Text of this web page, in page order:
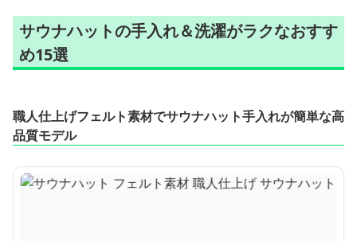
サウナハットの手入れ＆洗濯がラクなおすす
め15選
職人仕上げフェルト素材でサウナハット手入れが簡単な高
品質モデル